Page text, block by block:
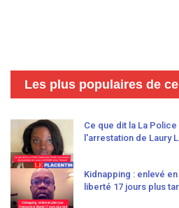
Les plus populaires de
Ce que dit la La
l'arrestation de Laury
Kidnapping : enlevé
liberté 17 jours plus